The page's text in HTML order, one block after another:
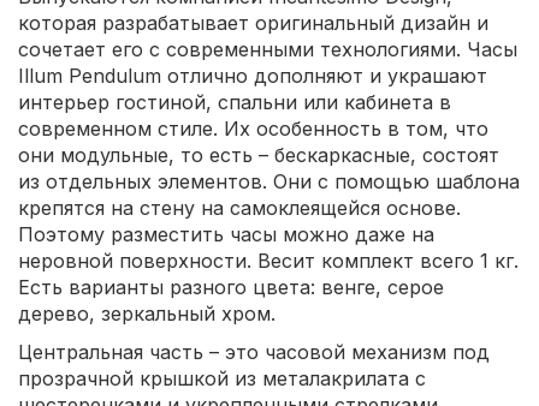
которая разрабатывает оригинальный дизайн и
сочетает его с современными технологиями. Часы
Illum Pendulum отлично дополняют и украшают
интерьер гостиной, спальни или кабинета в
современном стиле. Их особенность в том, что
они модульные, то есть – бескаркасные, состоят
из отдельных элементов. Они с помощью шаблона
крепятся на стену на самоклеящейся основе.
Поэтому разместить часы можно даже на
неровной поверхности. Весит комплект всего 1 кг.
Есть варианты разного цвета: венге, серое
дерево, зеркальный хром.
Центральная часть – это часовой механизм под
прозрачной крышкой из металакрилата с